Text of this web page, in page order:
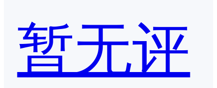
暂无评